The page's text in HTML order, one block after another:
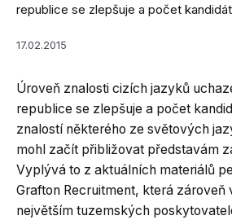
republice se zlepšuje a počet
17.02.2015
Úroveň znalosti cizích jazyků
republice se zlepšuje a počet
znalostí některého ze světových
mohl začít přibližovat představám
Vyplývá to z aktuálních materiálů
Grafton Recruitment, která zároveň
největším tuzemských